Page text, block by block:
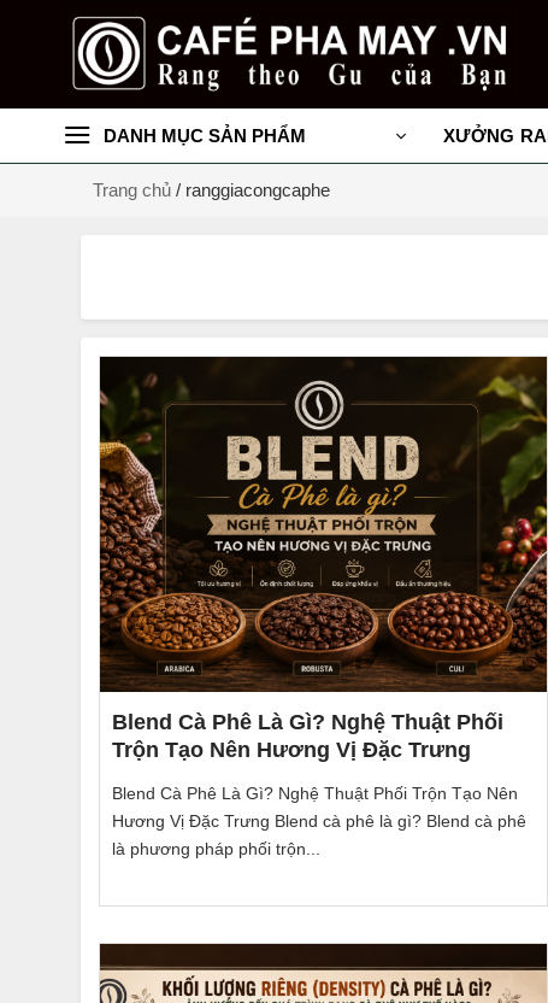
dung
DANH MỤC SẢN PHẨM XƯỞNG
Trang chủ / ranggiacongcaphe
Blend Cà Phê Là Gì? Nghệ Thuật Phối
Trộn Tạo Nên Hương Vị Đặc Trưng
Blend Cà Phê Là Gì? Nghệ Thuật Phối Trộn Tạo Nên
Hương Vị Đặc Trưng Blend cà phê là gì? Blend cà phê
là phương pháp phối trộn...